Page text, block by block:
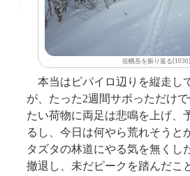
佐幌岳を振り返る[1030]
本当はピパイロ辺りを縦走し
が、たった2週間サボっただけ
たい荷物に両足は悲鳴を上げ、
るし、今日は何やら荒れそうと
タズタの林道にやる気を無くし
撤退し、未だピークを踏んだこ